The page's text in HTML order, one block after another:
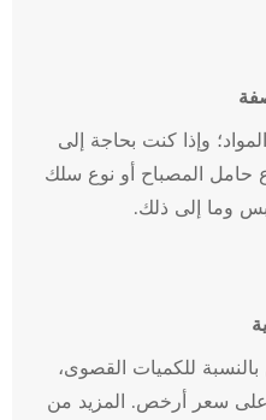
وإذا كنت بحاجة إلى
حامل المصباح أو نوع سلك
وما إلى ذلك.
لكن بالنسبة للكميات القصوى،
سعر أرخص. المزيد من